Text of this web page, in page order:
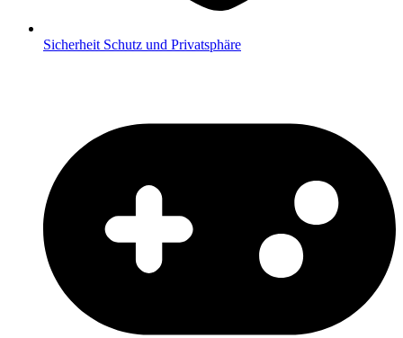
Sicherheit Schutz und Privatsphäre